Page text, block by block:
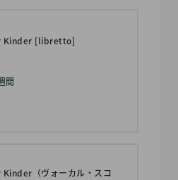
Kinder [libretto]
間
（ヴォーカル・スコ